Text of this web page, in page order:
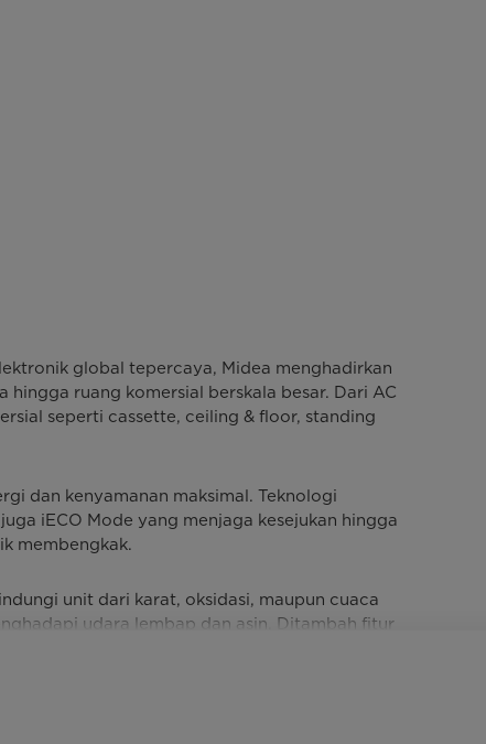
global tepercaya, Midea menghadirkan
ruang komersial berskala besar. Dari AC
seperti cassette, ceiling & floor, standing
dan kenyamanan maksimal. Teknologi
iECO Mode yang menjaga kesejukan hingga
membengkak.
unit dari karat, oksidasi, maupun cuaca
udara lembap dan asin. Ditambah fitur